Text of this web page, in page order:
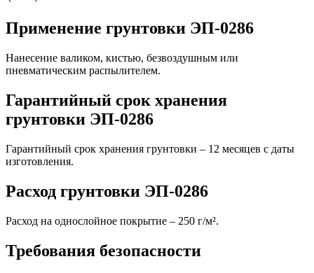
Применение грунтовки ЭП-0286
Нанесение валиком, кистью, безвоздушным или
пневматическим распылителем.
Гарантийный срок хранения
грунтовки ЭП-0286
Гарантийный срок хранения грунтовки – 12 месяцев с даты
изготовления.
Расход грунтовки ЭП-0286
Расход на однослойное покрытие – 250 г/м².
Требования безопасности